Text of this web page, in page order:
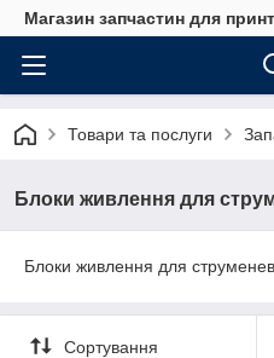
Магазин запчастин для
Товари та послуги
Блоки живлення для
Блоки живлення для
Сортування